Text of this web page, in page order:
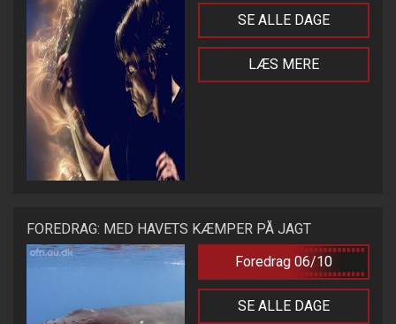
SE ALLE DAGE
LÆS MERE
FOREDRAG: MED HAVETS KÆMPER PÅ JAGT
Foredrag 06/10
SE ALLE DAGE